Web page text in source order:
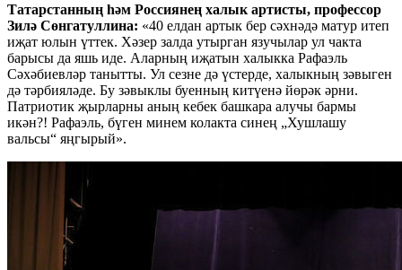
Татарстанның һәм Россиянең халык артисты, профессор
Зилә Сөнгатуллина: «40 елдан артык бер сәхнәдә матур итеп
иҗат юлын үттек. Хәзер залда утырган язучылар ул чакта
барысы да яшь иде. Аларның иҗатын халыкка Рафаэль
Сәхәбиевләр танытты. Ул сезне дә үстерде, халыкның зәвыген
дә тәрбияләде. Бу зәвыклы буенның китүенә йөрәк әрни.
Патриотик җырларны аның кебек башкара алучы бармы
икән?! Рафаэль, бүген минем колакта синең „Хушлашу
вальсы“ яңгырый».